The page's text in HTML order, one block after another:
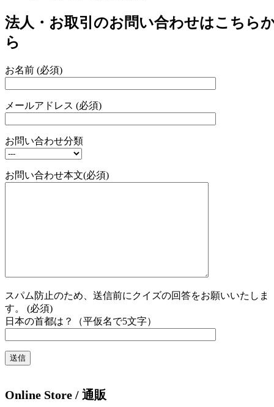
法人・お取引のお問い合わせはこちら
ら
お名前 (必須)
メールアドレス (必須)
お問い合わせ分類
お問い合わせ本文(必須)
スパム防止のため、送信前にクイズの回答をお願いいたしま
す。 (必須)
日本の首都は？（平仮名で5文字）
Online Store / 通販